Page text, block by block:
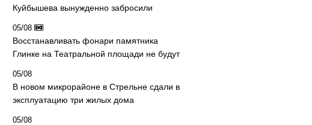
Куйбышева вынужденно забросили
05/08
Восстанавливать фонари памятника
Глинке на Театральной площади не будут
05/08
В новом микрорайоне в Стрельне сдали в
эксплуатацию три жилых дома
05/08